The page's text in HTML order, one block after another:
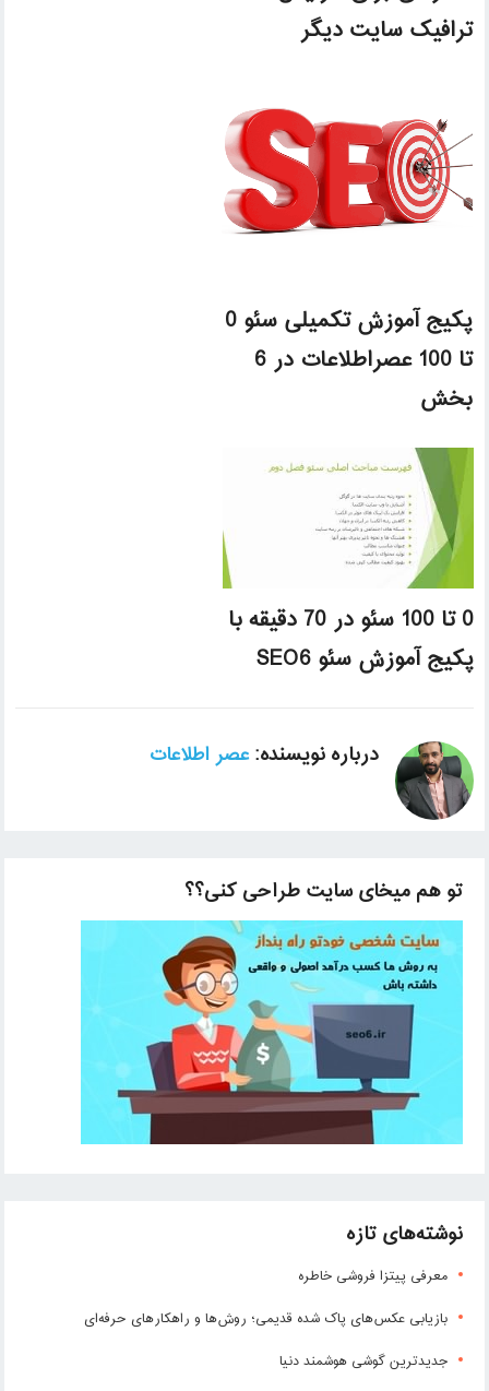
ترافیک سایت دیگر
پکیج آموزش تکمیلی سئو 0
تا 100 عصراطلاعات در 6
بخش
0 تا 100 سئو در 70 دقیقه با
پکیج آموزش سئو SEO6
درباره نویسنده:عصر اطلاعات
تو هم میخای سایت طراحی کنی؟؟
نوشته‌های تازه
معرفی پیتزا فروشی خاطره
بازیابی عکس‌های پاک شده قدیمی؛ روش‌ها و راهکارهای حرفه‌ای
جدیدترین گوشی هوشمند دنیا